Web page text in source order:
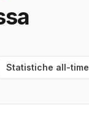
Statistiche all-time